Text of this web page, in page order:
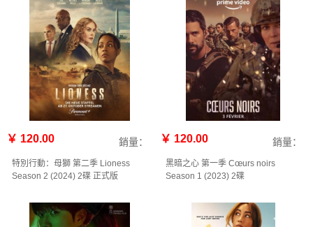
￥ 120.00 銷量：
特別行動：母獅 第二季 Lioness
Season 2‎ (2024) 2碟 正式版
￥ 120.00 銷量：
黑暗之心 第一季 Cœurs noirs
Season 1‎ (2023) 2碟